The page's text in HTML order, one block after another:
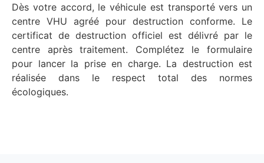
Dès votre accord, le véhicule est transporté vers un
centre VHU agréé pour destruction conforme. Le
certificat de destruction officiel est délivré par le
centre après traitement. Complétez le formulaire
pour lancer la prise en charge. La destruction est
réalisée dans le respect total des normes
écologiques.